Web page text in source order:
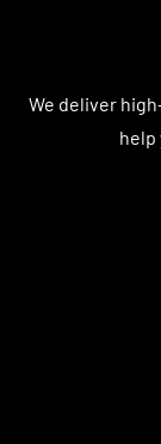
We deliver
help